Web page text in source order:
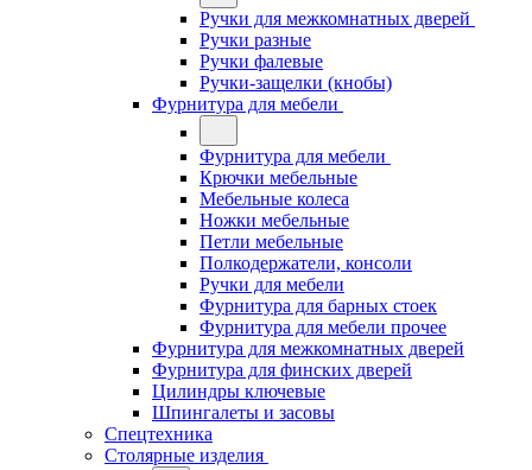
Ручки для межкомнатных дверей
Ручки разные
Ручки фалевые
Ручки-защелки (кнобы)
Фурнитура для мебели
Фурнитура для мебели
Крючки мебельные
Мебельные колеса
Ножки мебельные
Петли мебельные
Полкодержатели, консоли
Ручки для мебели
Фурнитура для барных стоек
Фурнитура для мебели прочее
Фурнитура для межкомнатных дверей
Фурнитура для финских дверей
Цилиндры ключевые
Шпингалеты и засовы
Спецтехника
Столярные изделия